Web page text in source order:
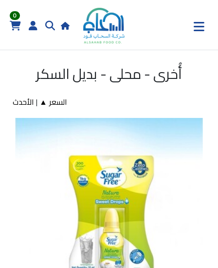
0
أُخرى - محلى - بديل السكر
السعر ▲ | الأحدث